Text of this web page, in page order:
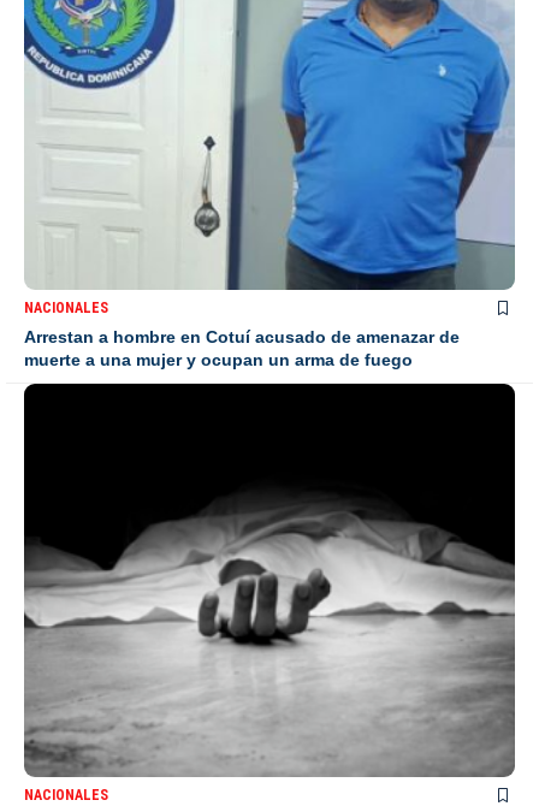
NACIONALES
Arrestan a hombre en Cotuí acusado de amenazar de
muerte a una mujer y ocupan un arma de fuego
NACIONALES